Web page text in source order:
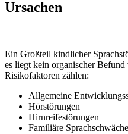
Ursachen
Ein Großteil kindlicher
es liegt kein organischer
Risikofaktoren zählen:
Allgemeine
Hörstörungen
Hirnreifestörungen
Familiäre